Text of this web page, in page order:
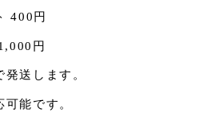
400円
円
送します。
能です。